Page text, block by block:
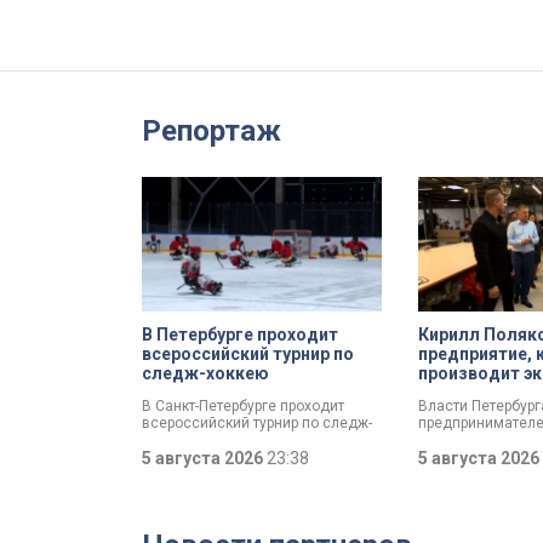
Репортаж
В Петербурге проходит
всероссийский турнир по
следж-хоккею
В Санкт-Петербурге проходит
всероссийский турнир по следж-
только медали, но и возможность
в следующем сезоне стать
5 августа 2026 23:38
Кирилл
предприятие,
производит
Власти
складах
Разработать
5 августа 2026